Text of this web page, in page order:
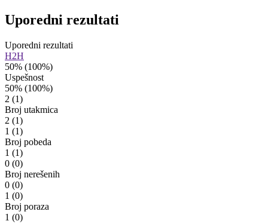
Uporedni rezultati
Uporedni rezultati
H2H
50% (100%)
Uspešnost
50% (100%)
2 (1)
Broj utakmica
2 (1)
1 (1)
Broj pobeda
1 (1)
0 (0)
Broj nerešenih
0 (0)
1 (0)
Broj poraza
1 (0)